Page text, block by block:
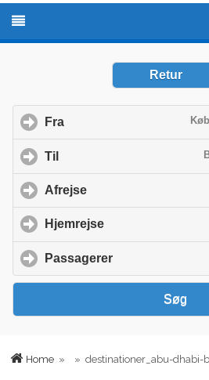
Home » » destinationer_abu-dhabi-